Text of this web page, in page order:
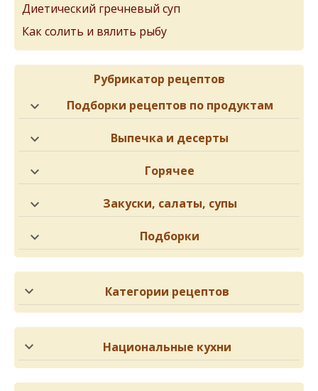
Диетический гречневый суп
Как солить и вялить рыбу
Рубрикатор рецептов
Подборки рецептов по продуктам
Выпечка и десерты
Горячее
Закуски, салаты, супы
Подборки
Категории рецептов
Национальные кухни